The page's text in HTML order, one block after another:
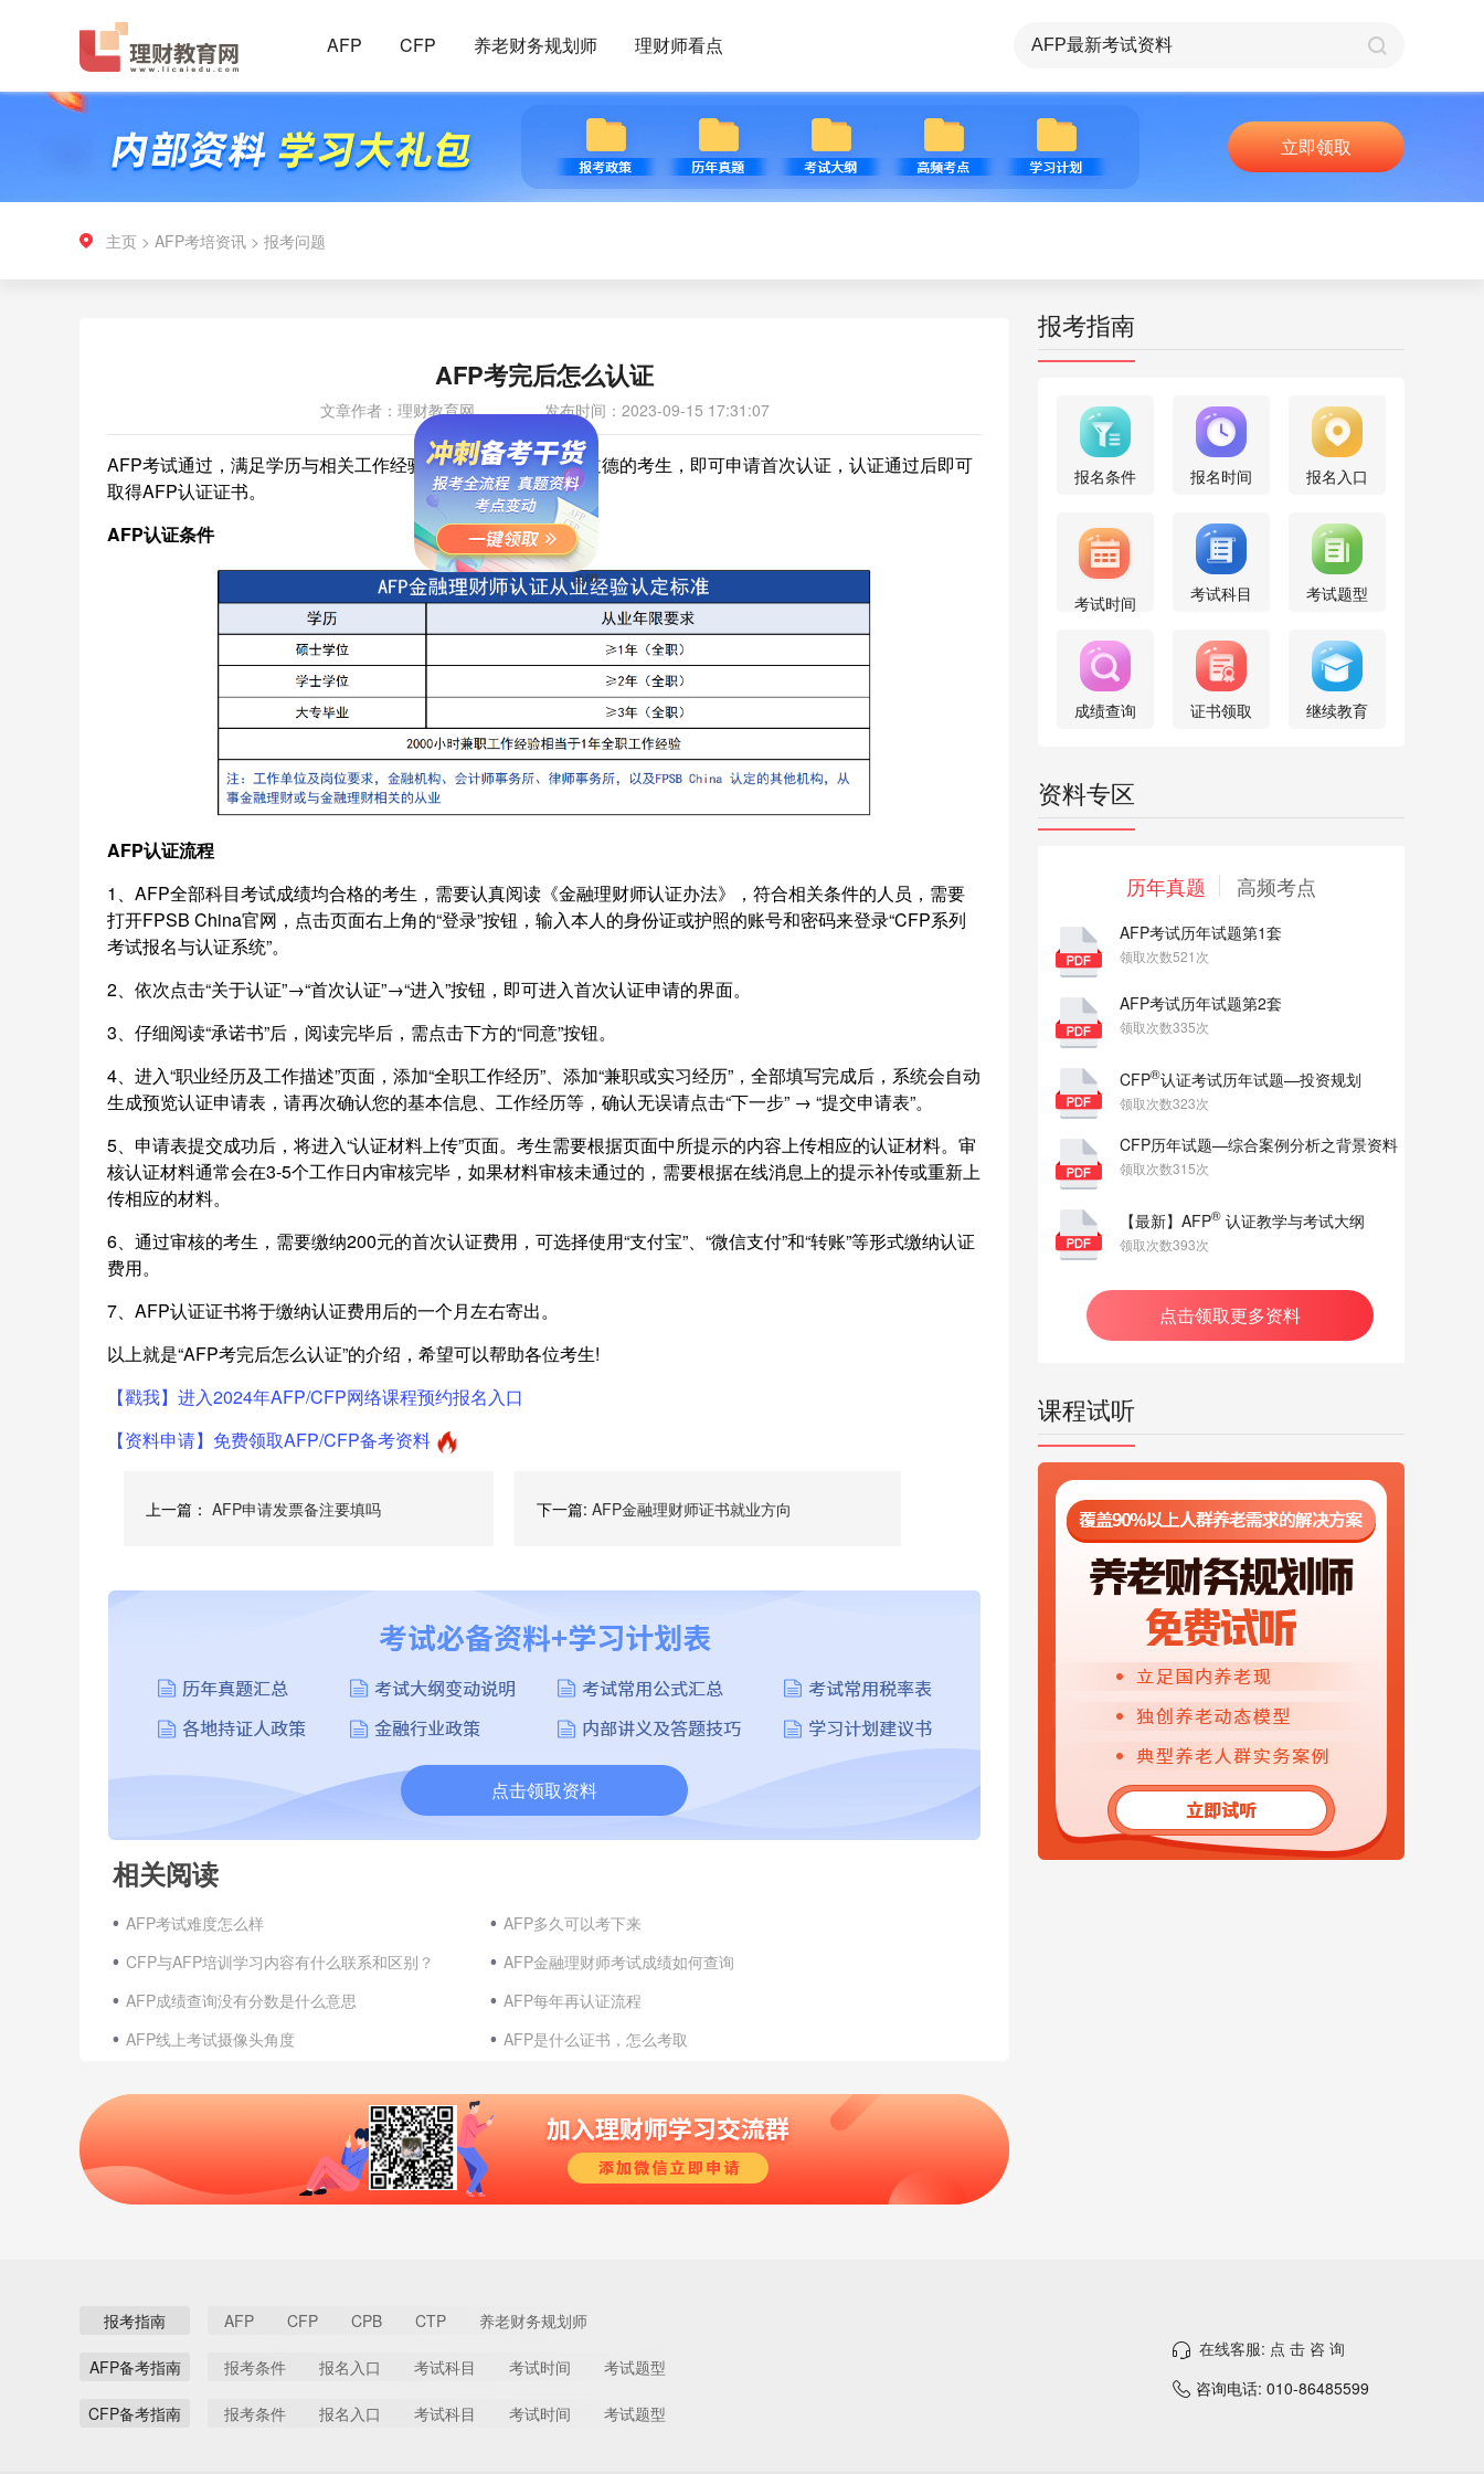
AFP CFP 养老财务规划师 理财师看点
立即领取
主页 > AFP考培资讯 > 报考问题
AFP考完后怎么认证
文章作者：理财教育网 发布时间：2023-09-15 17:31:07
AFP考试通过，满足学历与相关工作经验要求，并且遵守职业道德的考生，即可申请首次认证，认证通过后即可
取得AFP认证证书。
AFP认证条件
AFP认证流程
1、AFP全部科目考试成绩均合格的考生，需要认真阅读《金融理财师认证办法》，符合相关条件的人员，需要
打开FPSB China官网，点击页面右上角的“登录”按钮，输入本人的身份证或护照的账号和密码来登录“CFP系列
考试报名与认证系统”。
2、依次点击“关于认证”→“首次认证”→“进入”按钮，即可进入首次认证申请的界面。
3、仔细阅读“承诺书”后，阅读完毕后，需点击下方的“同意”按钮。
4、进入“职业经历及工作描述”页面，添加“全职工作经历”、添加“兼职或实习经历”，全部填写完成后，系统会自动
生成预览认证申请表，请再次确认您的基本信息、工作经历等，确认无误请点击“下一步” → “提交申请表”。
5、申请表提交成功后，将进入“认证材料上传”页面。考生需要根据页面中所提示的内容上传相应的认证材料。审
核认证材料通常会在3-5个工作日内审核完毕，如果材料审核未通过的，需要根据在线消息上的提示补传或重新上
传相应的材料。
6、通过审核的考生，需要缴纳200元的首次认证费用，可选择使用“支付宝”、“微信支付”和“转账”等形式缴纳认证
费用。
7、AFP认证证书将于缴纳认证费用后的一个月左右寄出。
以上就是“AFP考完后怎么认证”的介绍，希望可以帮助各位考生!
【戳我】进入2024年AFP/CFP网络课程预约报名入口
【资料申请】免费领取AFP/CFP备考资料
上一篇： AFP申请发票备注要填吗 下一篇: AFP金融理财师证书就业方向
点击领取资料
相关阅读
AFP考试难度怎么样
AFP多久可以考下来
CFP与AFP培训学习内容有什么联系和区别？
AFP金融理财师考试成绩如何查询
AFP成绩查询没有分数是什么意思
AFP每年再认证流程
AFP线上考试摄像头角度
AFP是什么证书，怎么考取
报考指南
报名条件 报名时间 报名入口
考试时间 考试科目 考试题型
成绩查询 证书领取 继续教育
资料专区
历年真题 高频考点
AFP考试历年试题第1套
领取次数521次
AFP考试历年试题第2套
领取次数335次
CFP®认证考试历年试题—投资规划
领取次数323次
CFP历年试题—综合案例分析之背景资料
领取次数315次
【最新】AFP® 认证教学与考试大纲
领取次数393次
点击领取更多资料
课程试听
报考指南 AFP CFP CPB CTP 养老财务规划师
AFP备考指南 报考条件 报名入口 考试科目 考试时间 考试题型
CFP备考指南 报考条件 报名入口 考试科目 考试时间 考试题型
在线客服: 点 击 咨 询
咨询电话: 010-86485599
关闭